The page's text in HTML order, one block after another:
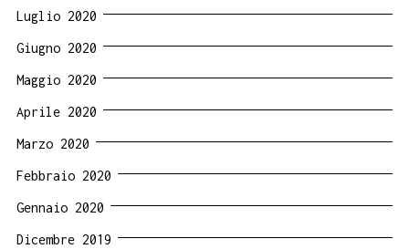
Luglio 2020
Giugno 2020
Maggio 2020
Aprile 2020
Marzo 2020
Febbraio 2020
Gennaio 2020
Dicembre 2019